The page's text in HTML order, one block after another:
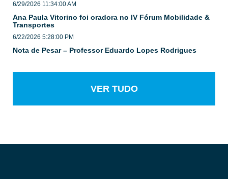
6/29/2026 11:34:00 AM
Ana Paula Vitorino foi oradora no IV Fórum Mobilidade &
Transportes
6/22/2026 5:28:00 PM
Nota de Pesar – Professor Eduardo Lopes Rodrigues
VER TUDO